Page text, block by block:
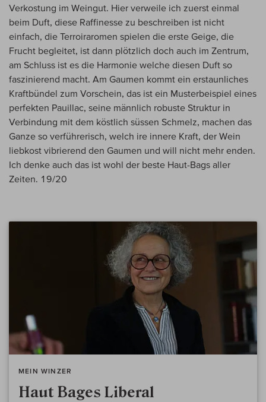
Verkostung im Weingut. Hier verweile ich zuerst einmal
beim Duft, diese Raffinesse zu beschreiben ist nicht
einfach, die Terroiraromen spielen die erste Geige, die
Frucht begleitet, ist dann plötzlich doch auch im Zentrum,
am Schluss ist es die Harmonie welche diesen Duft so
faszinierend macht. Am Gaumen kommt ein erstaunliches
Kraftbündel zum Vorschein, das ist ein Musterbeispiel eines
perfekten Pauillac, seine männlich robuste Struktur in
Verbindung mit dem köstlich süssen Schmelz, machen das
Ganze so verführerisch, welch ire innere Kraft, der Wein
liebkost vibrierend den Gaumen und will nicht mehr enden.
Ich denke auch das ist wohl der beste Haut-Bags aller
Zeiten. 19/20
MEIN WINZER
Haut Bages Liberal